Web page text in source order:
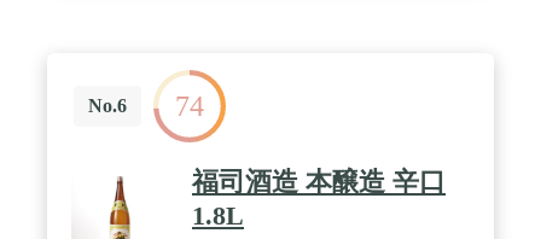
No.6 74
福司酒造 本醸造 辛口
1.8L